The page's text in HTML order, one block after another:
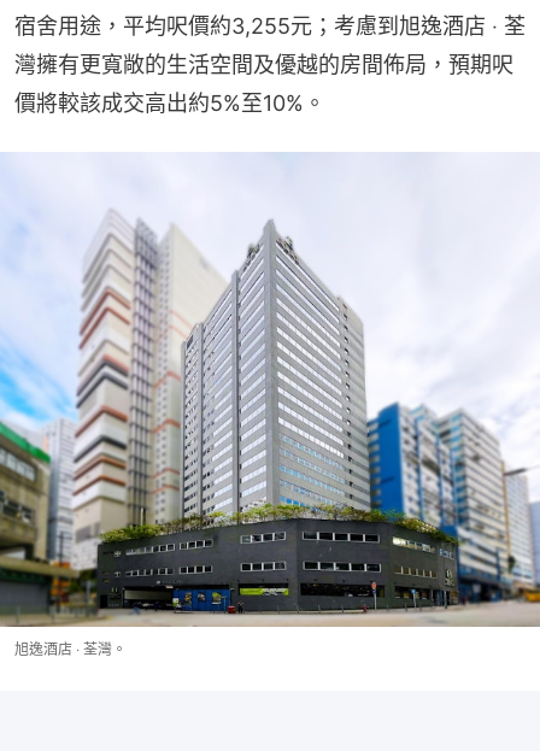
宿舍用途，平均呎價約3,255元；考慮到旭逸酒店 ‧ 荃
灣擁有更寬敞的生活空間及優越的房間佈局，預期呎
價將較該成交高出約5%至10%。
旭逸酒店 ‧ 荃灣。